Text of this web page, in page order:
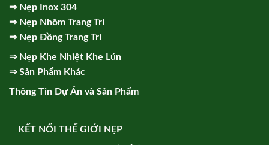
⇒ Nẹp Inox 304
⇒ Nẹp Nhôm Trang Trí
⇒ Nẹp Đồng Trang Trí
⇒ Nẹp Khe Nhiệt Khe Lún
⇒Sản Phẩm Khác
Thông Tin Dự Án và Sản Phẩm
KẾT NỐI THẾ GIỚI NẸP